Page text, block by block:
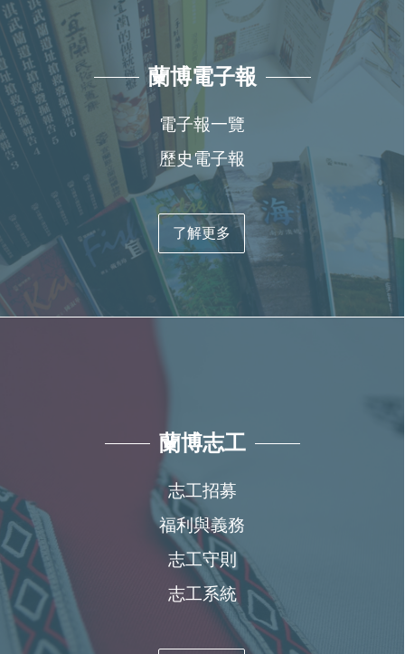
蘭博電子報
電子報一覽
歷史電子報
了解更多
蘭博志工
志工招募
福利與義務
志工守則
志工系統